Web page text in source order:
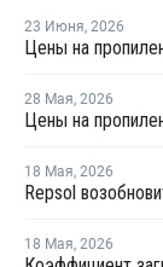
23 Июня, 2026
28 Мая, 2026
Цены на
18 Мая, 2026
18 Мая, 2026